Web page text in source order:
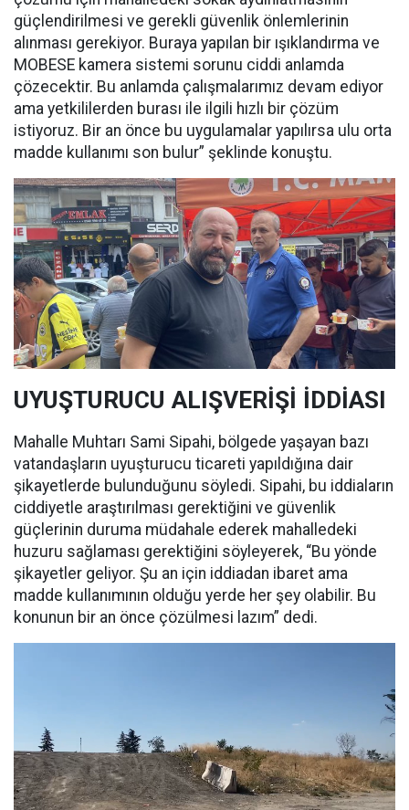
güçlendirilmesi ve gerekli güvenlik önlemlerinin
alınması gerekiyor. Buraya yapılan bir ışıklandırma ve
MOBESE kamera sistemi sorunu ciddi anlamda
çözecektir. Bu anlamda çalışmalarımız devam ediyor
ama yetkililerden burası ile ilgili hızlı bir çözüm
istiyoruz. Bir an önce bu uygulamalar yapılırsa ulu orta
madde kullanımı son bulur” şeklinde konuştu.
UYUŞTURUCU ALIŞVERİŞİ İDDİASI
Mahalle Muhtarı Sami Sipahi, bölgede yaşayan bazı
vatandaşların uyuşturucu ticareti yapıldığına dair
şikayetlerde bulunduğunu söyledi. Sipahi, bu iddiaların
ciddiyetle araştırılması gerektiğini ve güvenlik
güçlerinin duruma müdahale ederek mahalledeki
huzuru sağlaması gerektiğini söyleyerek, “Bu yönde
şikayetler geliyor. Şu an için iddiadan ibaret ama
madde kullanımının olduğu yerde her şey olabilir. Bu
konunun bir an önce çözülmesi lazım” dedi.